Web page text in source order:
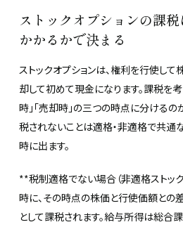
ストックオプションの課税
かかるかで決まる
ストックオプションは、権利を行使し
却して初めて現金になります。課税を考
時」「売却時」の三つの時点に分ける
税されないことは適格・非適格で共通
時に出ます。
**税制適格でない場合（非適格ストッ
時に、その時点の株価と行使価額との
として課税されます。給与所得は総合